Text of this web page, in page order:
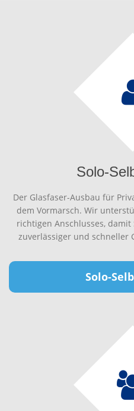
Solo-
Der Glasfaser-Ausbau für
dem Vormarsch. Wir
richtigen Anschlusses, damit
zuverlässiger und schneller
Solo-